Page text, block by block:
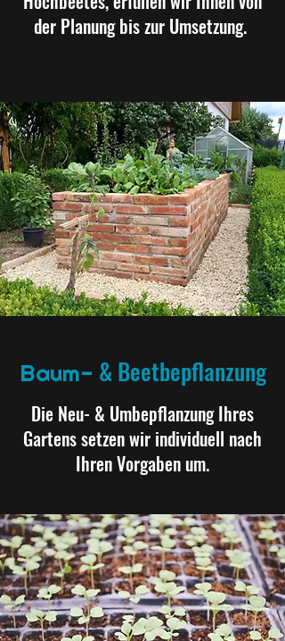
der Planung bis zur Umsetzung.
Baum- & Beetbepflanzung
Die Neu- & Umbepflanzung Ihres
Gartens setzen wir individuell nach
Ihren Vorgaben um.